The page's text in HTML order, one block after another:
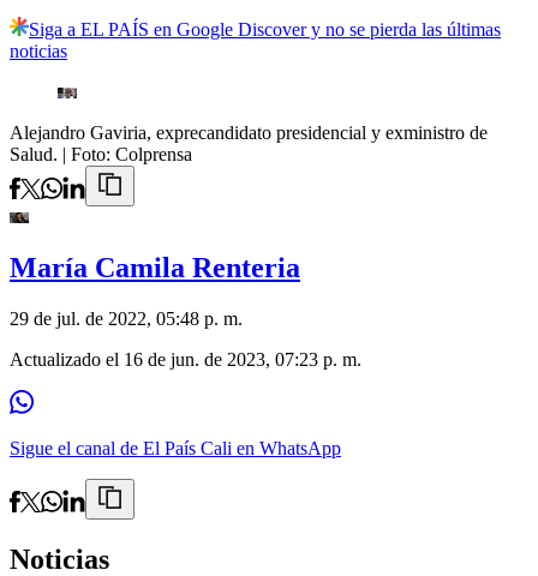
Siga a EL PAÍS en Google Discover y no se pierda las últimas
noticias
Alejandro Gaviria, exprecandidato presidencial y exministro de
Salud. | Foto: Colprensa
María Camila Renteria
29 de jul. de 2022, 05:48 p. m.
Actualizado el 16 de jun. de 2023, 07:23 p. m.
Sigue el canal de El País Cali en WhatsApp
Noticias